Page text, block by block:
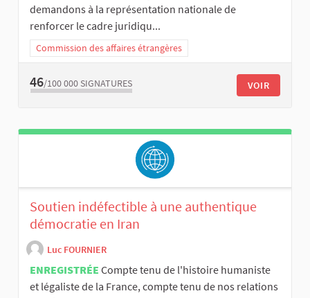
demandons à la représentation nationale de
renforcer le cadre juridiqu...
Commission des affaires étrangères
46/100 000 SIGNATURES VOIR
Soutien indéfectible à une authentique
démocratie en Iran
Luc FOURNIER
ENREGISTRÉE Compte tenu de l'histoire humaniste
et légaliste de la France, compte tenu de nos relations